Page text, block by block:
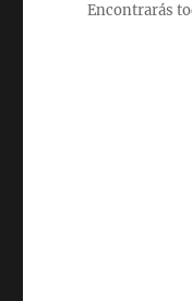
Encontrarás